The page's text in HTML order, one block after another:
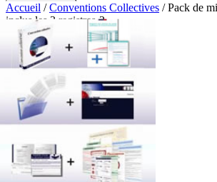
Accueil / Conventions Collectives / Pack de
inclus les 3 registres-2